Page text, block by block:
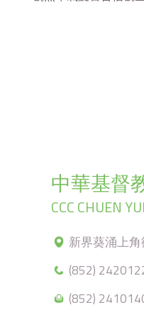
中華基督
CCC CHUEN
新界葵涌上
(852)
(852)